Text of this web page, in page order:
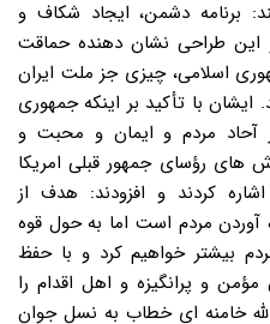
برنامه دشمن، ایجاد شکاف و
طراحی نشان دهنده حماقت
اسلامی، چیزی جز ملت ایران
با تأکید بر اینکه جمهوری
آحاد مردم و ایمان و محبت و
رؤسای جمهور قبلی امریکا
کردند و افزودند: هدف از
آوردن مردم است اما به حول قوه
مردم بیشتر خواهیم کرد و با حفظ
و پرانگیزه و اهل اقدام را
خامنه ای خطاب به نسل جوان